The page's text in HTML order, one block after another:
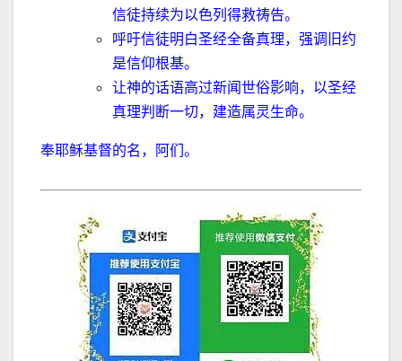
信徒持续为以色列得救祷告。
呼吁信徒明白圣经全备真理，强调旧约
是信仰根基。
让神的话语高过新闻世俗影响，以圣经
真理判断一切，建造属灵生命。
奉耶稣基督的名，阿们。